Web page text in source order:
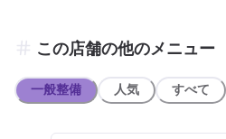
この店舗の他のメニュー
一般整備 人気 すべて